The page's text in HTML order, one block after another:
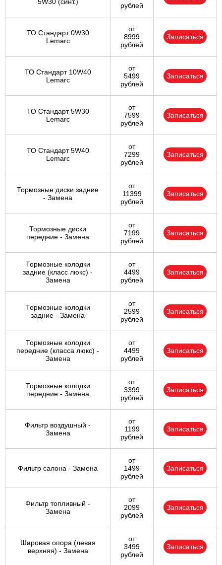
5W30 (синт.)
рублей
ТО Стандарт 0W30
Lemarc
от
8999
рублей
Записаться
ТО Стандарт 10W40
Lemarc
от
5499
рублей
Записаться
ТО Стандарт 5W30
Lemarc
от
7599
рублей
Записаться
ТО Стандарт 5W40
Lemarc
от
7299
рублей
Записаться
Тормозные диски задние
- Замена
от
11399
рублей
Записаться
Тормозные диски
передние - Замена
от
7199
рублей
Записаться
Тормозные колодки
задние (класс люкс) -
Замена
от
4499
рублей
Записаться
Тормозные колодки
задние - Замена
от
2599
рублей
Записаться
Тормозные колодки
передние (класса люкс) -
Замена
от
4499
рублей
Записаться
Тормозные колодки
передние - Замена
от
3399
рублей
Записаться
Фильтр воздушный -
Замена
от
1199
рублей
Записаться
Фильтр салона - Замена
от
1499
рублей
Записаться
Фильтр топливный -
Замена
от
2099
рублей
Записаться
Шаровая опора (левая
верхняя) - Замена
от
3499
рублей
Записаться